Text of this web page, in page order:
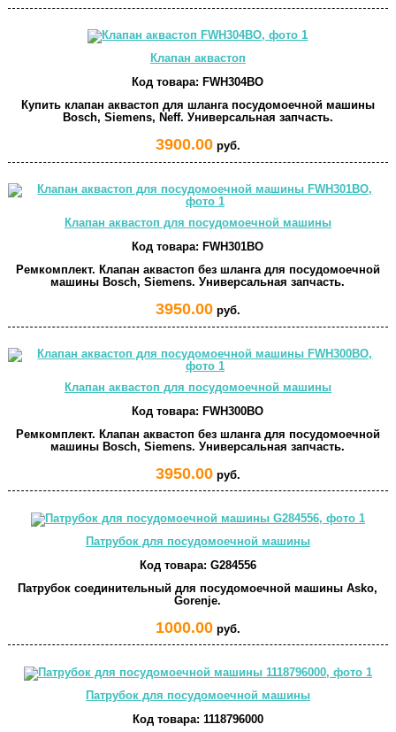
Клапан аквастоп
Код товара: FWH304BO
Купить клапан аквастоп для шланга посудомоечной машины
Bosch, Siemens, Neff. Универсальная запчасть.
3900.00руб.
Клапан аквастоп для посудомоечной машины
Код товара: FWH301BO
Ремкомплект. Клапан аквастоп без шланга для посудомоечной
машины Bosch, Siemens. Универсальная запчасть.
3950.00руб.
Клапан аквастоп для посудомоечной машины
Код товара: FWH300BO
Ремкомплект. Клапан аквастоп без шланга для посудомоечной
машины Bosch, Siemens. Универсальная запчасть.
3950.00руб.
Патрубок для посудомоечной машины
Код товара: G284556
Патрубок соединительный для посудомоечной машины Asko,
Gorenje.
1000.00руб.
Патрубок для посудомоечной машины
Код товара: 1118796000